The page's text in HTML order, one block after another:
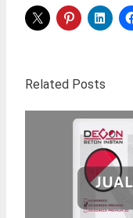
Related Posts